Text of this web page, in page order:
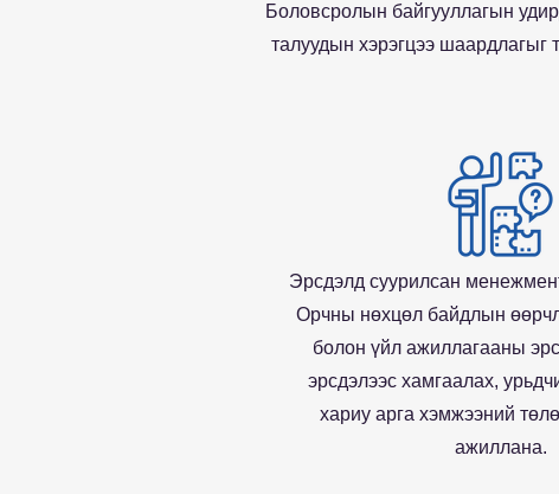
Боловсролын байгууллагын
талуудын хэрэгцээ шаардлагыг
Эрсдэлд суурилсан
Орчны нөхцөл байдлын
болон үйл ажиллагааны
эрсдэлээс хамгаалах,
хариу арга хэмжээний
ажиллана.